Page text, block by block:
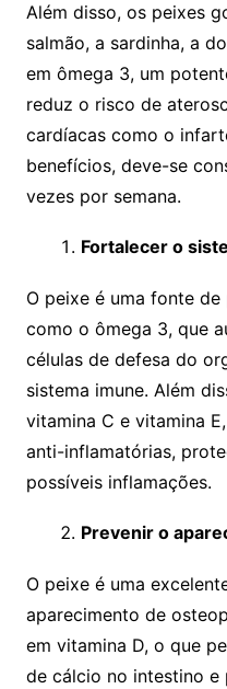
Além disso, os peixes
salmão, a sardinha, a
em ômega 3, um
reduz o risco de
cardíacas como o
benefícios, deve-se
vezes por semana.
Fortalecer o
O peixe é uma fonte
como o ômega 3, que
células de defesa do
sistema imune. Além
vitamina C e vitamina
anti-inflamatórias,
possíveis inflamações.
Prevenir o
O peixe é uma
aparecimento de
em vitamina D, o que
de cálcio no intestino e